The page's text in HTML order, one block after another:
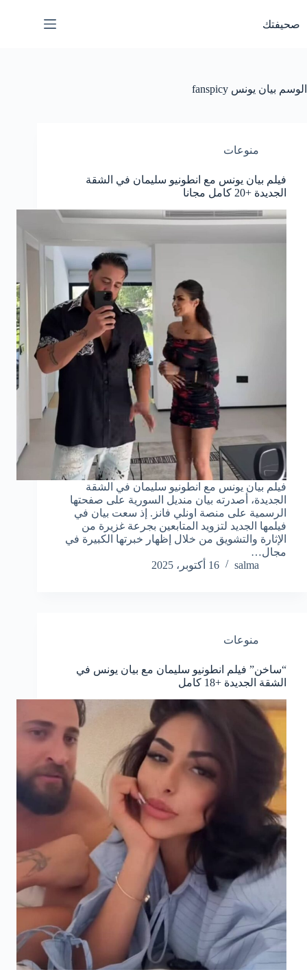
المحتوى
صحيفتك
الوسم بيان يونس fanspicy
منوعات
فيلم بيان يونس مع انطونيو سليمان في الشقة
الجديدة +20 كامل مجانا
فيلم بيان يونس مع انطونيو سليمان في الشقة
الجديدة، أصدرته بيان منديل السورية على صفحتها
الرسمية على منصة اونلي فانز. إذ سعت بيان في
فيلمها الجديد لتزويد المتابعين بجرعة غزيرة من
الإثارة والتشويق من خلال إظهار خبرتها الكبيرة في
مجال…
salma
16 أكتوبر، 2025
منوعات
“ساخن” فيلم انطونيو سليمان مع بيان يونس في
الشقة الجديدة +18 كامل